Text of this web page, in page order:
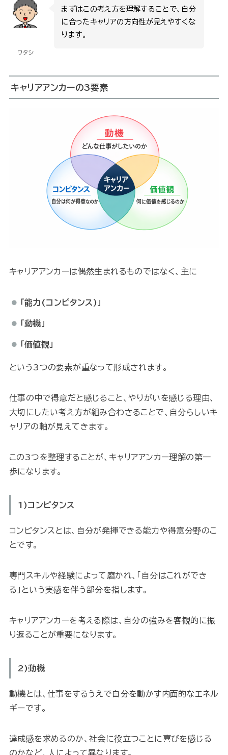
ワタシ
まずはこの考え方を理解することで、自分
に合ったキャリアの方向性が見えやすくな
ります。
キャリアアンカーの3要素
キャリアアンカーは偶然生まれるものではなく、主に
「能力(コンピタンス)」
「動機」
「価値観」
という3つの要素が重なって形成されます。
仕事の中で得意だと感じること、やりがいを感じる理由、
大切にしたい考え方が組み合わさることで、自分らしいキ
ャリアの軸が見えてきます。
この3つを整理することが、キャリアアンカー理解の第一
歩になります。
1)コンピタンス
コンピタンスとは、自分が発揮できる能力や得意分野のこ
とです。
専門スキルや経験によって磨かれ、「自分はこれができ
る」という実感を伴う部分を指します。
キャリアアンカーを考える際は、自分の強みを客観的に振
り返ることが重要になります。
2)動機
動機とは、仕事をするうえで自分を動かす内面的なエネル
ギーです。
達成感を求めるのか、社会に役立つことに喜びを感じる
のかなど、人によって異なります。